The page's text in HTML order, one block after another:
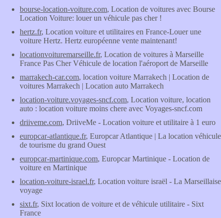
bourse-location-voiture.com, Location de voitures avec Bourse
Location Voiture: louer un véhicule pas cher !
hertz.fr, Location voiture et utilitaires en France-Louer une
voiture Hertz. Hertz européenne vente maintenant!
locationvoituremarseille.fr, Location de voitures à Marseille
France Pas Cher Véhicule de location l'aéroport de Marseille
marrakech-car.com, location voiture Marrakech | Location de
voitures Marrakech | Location auto Marrakech
location-voiture.voyages-sncf.com, Location voiture, location
auto : location voiture moins chere avec Voyages-sncf.com
driiveme.com, DriiveMe - Location voiture et utilitaire à 1 euro
europcar-atlantique.fr, Europcar Atlantique | La location véhicule
de tourisme du grand Ouest
europcar-martinique.com, Europcar Martinique - Location de
voiture en Martinique
location-voiture-israel.fr, Location voiture israël - La Marseillaise
voyage
sixt.fr, Sixt location de voiture et de véhicule utilitaire - Sixt
France